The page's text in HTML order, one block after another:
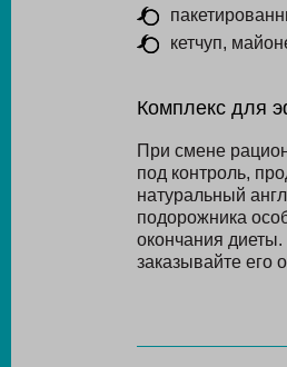
кетчуп,
Комплекс для
При смене
под контроль,
натуральный
подорожника
окончания
заказывайте его